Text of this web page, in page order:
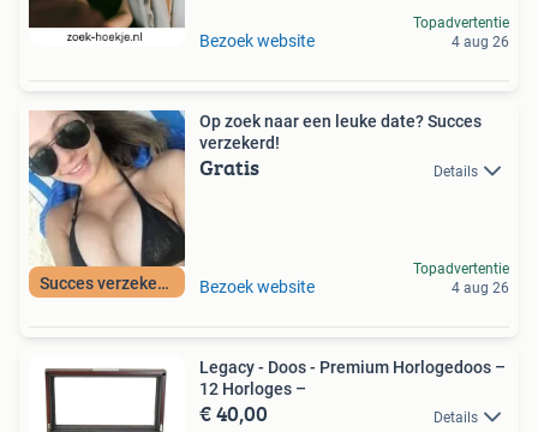
Bezoek website
Topadvertentie
4 aug 26
Succes verzekerd!
Op zoek naar een leuke date? Succes
verzekerd!
Gratis Details
Bezoek website
Topadvertentie
4 aug 26
Legacy - Doos - Premium Horlogedoos –
12 Horloges –
€ 40,00 Details